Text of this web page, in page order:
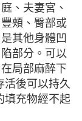
庭、夫妻宮、
豐頰、臀部或
是其他身體凹
陷部分。可以
在局部麻醉下
活後可以持久
填充物經不起